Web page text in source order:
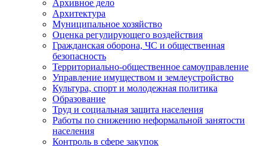
Архивное дело
Архитектура
Муниципальное хозяйство
Оценка регулирующего воздействия
Гражданская оборона, ЧС и общественная
безопасность
Территориально-общественное самоуправление
Управление имуществом и землеустройство
Культура, спорт и молодежная политика
Образование
Труд и социальная защита населения
Работы по снижению неформальной занятости
населения
Контроль в сфере закупок